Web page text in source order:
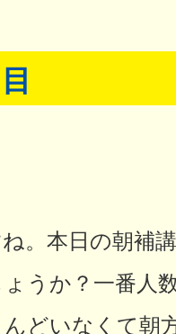
。本日の朝補
うか？一番人
どいなくて朝